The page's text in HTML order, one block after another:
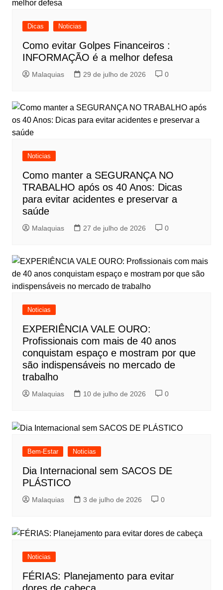
Dicas Noticias
Como evitar Golpes Financeiros :
INFORMAÇÃO é a melhor defesa
Malaquias 29 de julho de 2026 0
Noticias
Como manter a SEGURANÇA NO
TRABALHO após os 40 Anos: Dicas
para evitar acidentes e preservar a
saúde
Malaquias 27 de julho de 2026 0
Noticias
EXPERIÊNCIA VALE OURO:
Profissionais com mais de 40 anos
conquistam espaço e mostram por que
são indispensáveis no mercado de
trabalho
Malaquias 10 de julho de 2026 0
Bem-Estar Noticias
Dia Internacional sem SACOS DE
PLÁSTICO
Malaquias 3 de julho de 2026 0
Noticias
FÉRIAS: Planejamento para evitar